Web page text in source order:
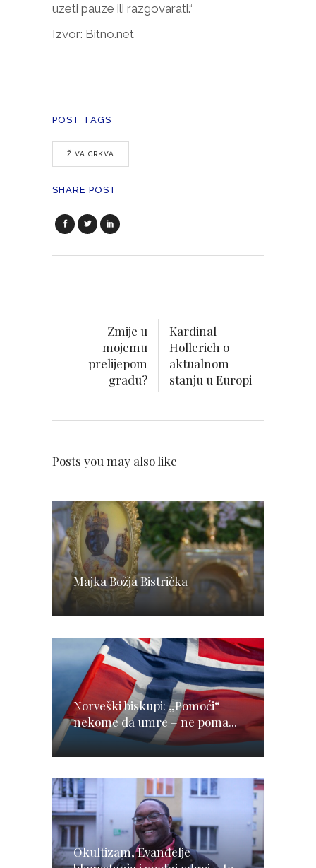
uzeti pauze ili razgovarati.“
Izvor: Bitno.net
POST TAGS
ŽIVA CRKVA
SHARE POST
Zmije u
mojemu
prelijepom
gradu?
Kardinal
Hollerich o
aktualnom
stanju u Europi
Posts you may also like
Majka Božja Bistrička
Norveški biskupi: „Pomoći“
nekome da umre – ne poma...
Okultizam, Evanđelje